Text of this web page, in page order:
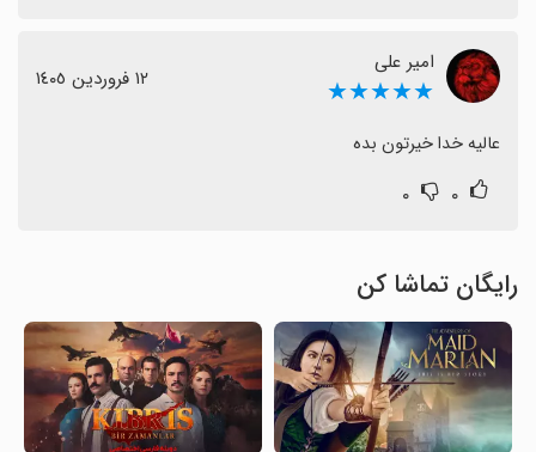
امیر علی
★★★★★ ١٢ فروردین ١٤٠٥
عالیه خدا خیرتون بده
۰ ۰
رایگان تماشا کن